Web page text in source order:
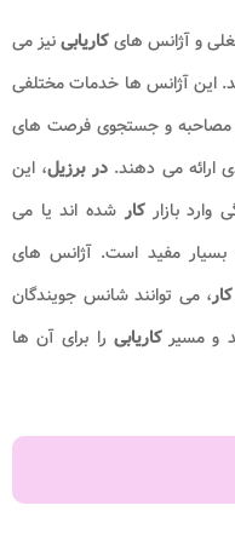
و آژانس هایکاریابینیز می
این آژانس ها خدمات مختلفی
مصاحبه و جستجوی فرصت های
ارائه می دهند.در برزیل، این
وارد بازارکارشده اند یا می
مفید است. آژانس های
کار، می توانند شانس جویندگان
و مسیرکاریابی را برای آن ها